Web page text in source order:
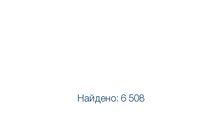
Найдено: 6 508